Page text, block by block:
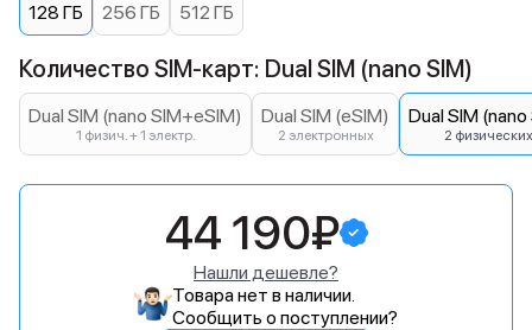
128 ГБ 256 ГБ 512 ГБ
Количество SIM-карт: Dual SIM (nano SIM)
Dual SIM (nano SIM+eSIM)
1 физич. + 1 электр.
Dual SIM (eSIM)
2 электронных
Dual SIM
2 физических
44 190₽
Нашли дешевле?
Товара нет в наличии.
Сообщить о поступлении?